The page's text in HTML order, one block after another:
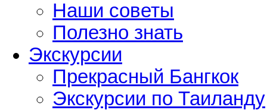
Наши советы
Полезно знать
Экскурсии
Прекрасный Бангкок
Экскурсии по Таиланду